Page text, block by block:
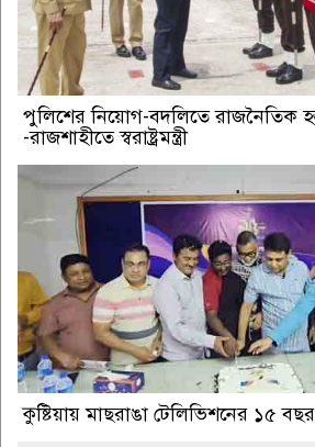
পুলিশের নিয়োগ-বদলিতে রাজনৈতিক
-রাজশাহীতে স্বরাষ্ট্রমন্ত্রী
কুষ্টিয়ায় মাছরাঙা টেলিভিশনের ১৫